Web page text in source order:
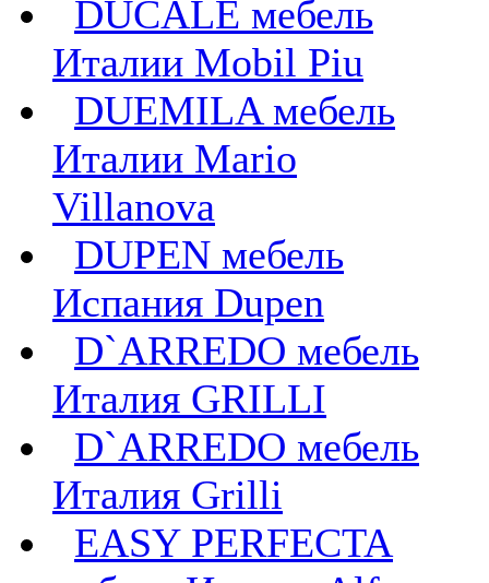
DUCALE мебель
Италии Mobil Piu
DUEMILA мебель
Италии Mario
Villanova
DUPEN мебель
Испания Dupen
D`ARREDO мебель
Италия GRILLI
D`ARREDO мебель
Италия Grilli
EASY PERFECTA